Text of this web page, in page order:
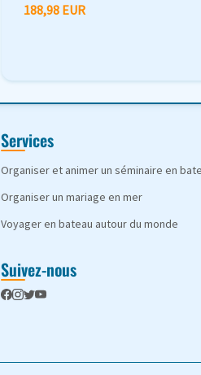
188,98 EUR
Services
Organiser et animer un séminaire en
Organiser un mariage en mer
Voyager en bateau autour du monde
Suivez-nous